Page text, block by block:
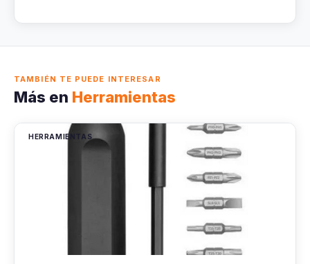
TAMBIÉN TE PUEDE INTERESAR
Más en Herramientas
HERRAMIENTAS